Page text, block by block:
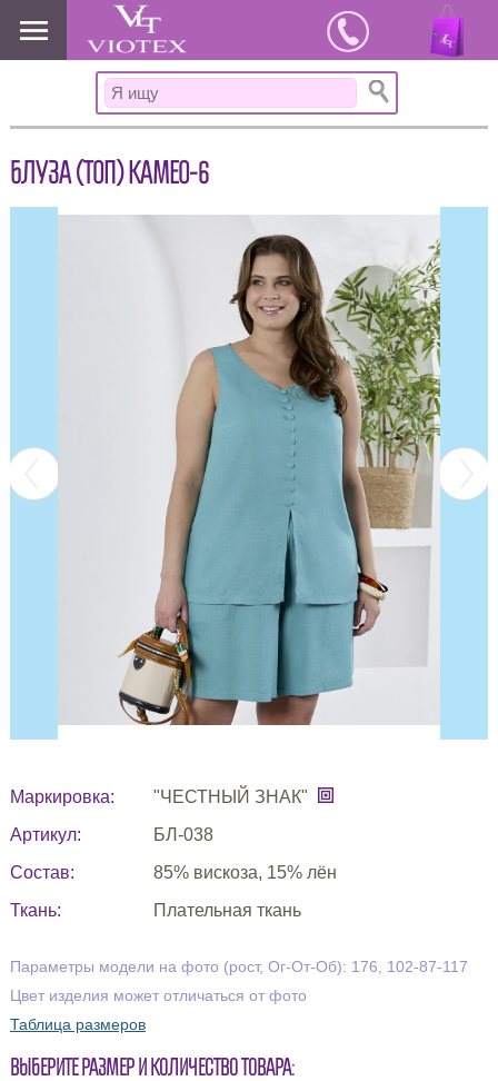
www.viotex37.ru
БЛУЗА (ТОП) КАМЕО-6
Маркировка:
"ЧЕСТНЫЙ ЗНАК"
Артикул:
БЛ-038
Состав:
85% вискоза, 15% лён
Ткань:
Плательная ткань
Параметры модели на фото (рост, Ог-От-Об): 176, 102-87-117
Цвет изделия может отличаться от фото
Таблица размеров
Выберите размер и количество товара: